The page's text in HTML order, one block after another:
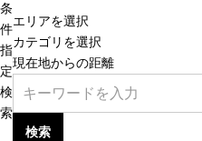
条
件
指
定
検
索
エリアを選択
カテゴリを選択
現在地からの距離
検索